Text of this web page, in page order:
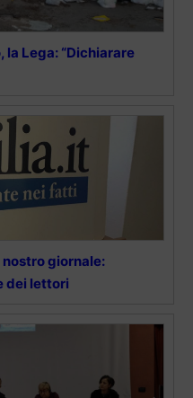
la Lega: “Dichiarare
nostro giornale:
dei lettori